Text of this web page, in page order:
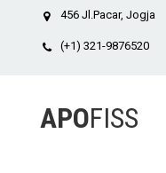
456 Jl.Pacar, Jogja
(+1) 321-9876520
APOFISS